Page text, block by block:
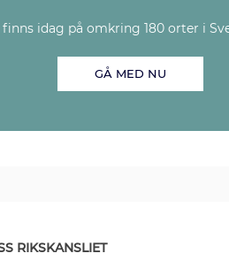
finns idag på omkring 180 orter i
GÅ MED NU
RIKSKANSLIET